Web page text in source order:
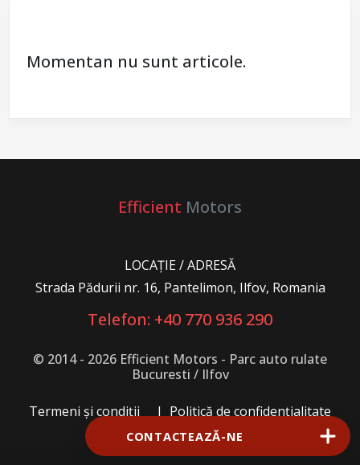
Momentan nu sunt articole.
CONTACTEAZĂ-NE
Efficient Motors
LOCAȚIE / ADRESĂ
Strada Pădurii nr. 16, Pantelimon, Ilfov, Romania
Telefon: +40 770 936 290
© 2014 - 2026 Efficient Motors - Parc auto rulate
Bucuresti / Ilfov
Termeni și condiții | Politică de confidențialitate
Schimbă opțiunea cookie